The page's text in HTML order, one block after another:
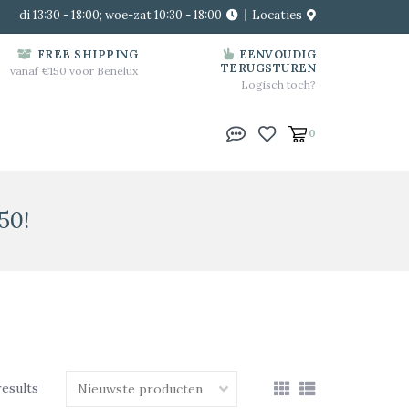
di 13:30 - 18:00; woe-zat 10:30 - 18:00 Locaties
FREE SHIPPING
vanaf €150 voor Benelux
EENVOUDIG
TERUGSTUREN
Logisch toch?
0